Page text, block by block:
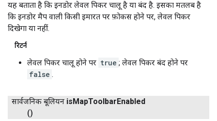
यह बताता है कि इनडोर लेवल पिकर चालू है या बंद है. इसका मतलब है
कि इनडोर मैप वाली किसी इमारत पर फ़ोकस होने पर, लेवल पिकर
दिखेगा या नहीं.
रिटर्न
लेवल पिकर चालू होने पर true ; लेवल पिकर बंद होने पर
false .
सार्वजनिक बूलियन is MapToolbar Enabled
()